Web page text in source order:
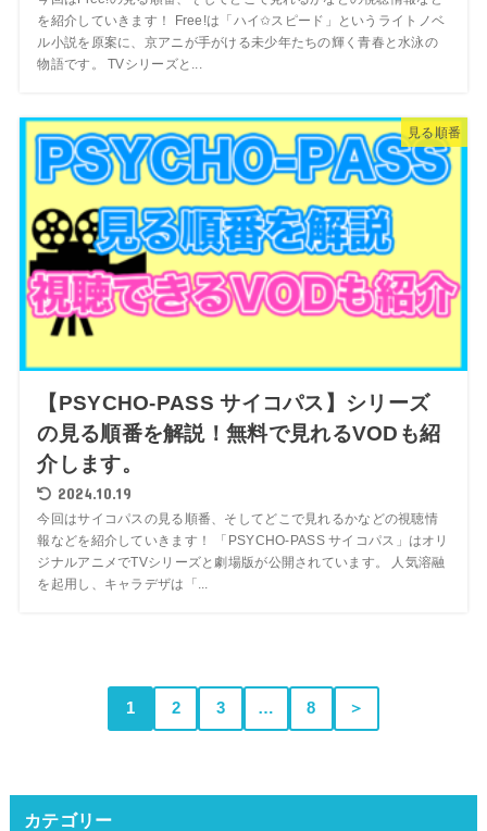
を紹介していきます！ Free!は「ハイ✩スピード」というライトノベ
ル小説を原案に、京アニが手がける未少年たちの輝く青春と水泳の
物語です。 TVシリーズと...
見る順番
【PSYCHO-PASS サイコパス】シリーズ
の見る順番を解説！無料で見れるVODも紹
介します。
2024.10.19
今回はサイコパスの見る順番、そしてどこで見れるかなどの視聴情
報などを紹介していきます！ 「PSYCHO-PASS サイコパス」はオリ
ジナルアニメでTVシリーズと劇場版が公開されています。 人気溶融
を起用し、キャラデザは「...
1 2 3 … 8 ＞
カテゴリー